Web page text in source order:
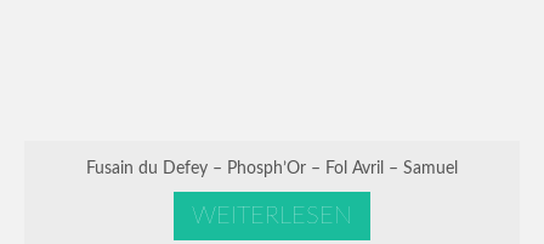
Fusain du Defey – Phosph’Or – Fol Avril – Samuel
WEITERLESEN